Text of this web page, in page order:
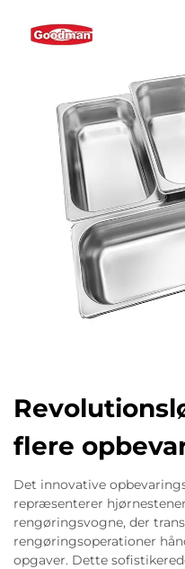
flere
Det innovative
repræsenterer
rengøringsvogne, der
rengøringsoperationer
opgaver. Dette